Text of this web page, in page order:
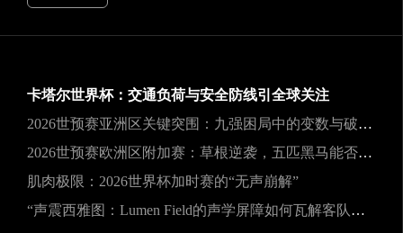
卡塔尔世界杯：交通负荷与安全防线引全球关注
2026世预赛亚洲区关键突围：九强困局中的变数与破局之道
2026世预赛欧洲区附加赛：草根逆袭，五匹黑马能否撕裂旧格局？
肌肉极限：2026世界杯加时赛的“无声崩解”
“声震西雅图：Lumen Field的声学屏障如何瓦解客队进攻，与2026世界杯的降噪博弈”